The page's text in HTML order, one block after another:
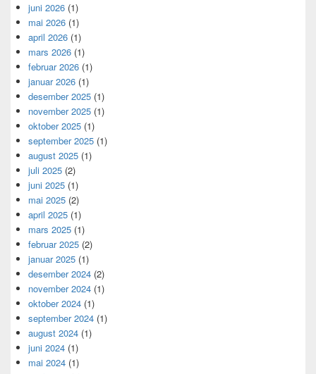
juni 2026 (1)
mai 2026 (1)
april 2026 (1)
mars 2026 (1)
februar 2026 (1)
januar 2026 (1)
desember 2025 (1)
november 2025 (1)
oktober 2025 (1)
september 2025 (1)
august 2025 (1)
juli 2025 (2)
juni 2025 (1)
mai 2025 (2)
april 2025 (1)
mars 2025 (1)
februar 2025 (2)
januar 2025 (1)
desember 2024 (2)
november 2024 (1)
oktober 2024 (1)
september 2024 (1)
august 2024 (1)
juni 2024 (1)
mai 2024 (1)